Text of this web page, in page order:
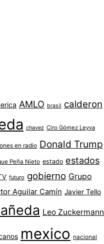
AMLO brasil calderon
chavez Ciro Gómez Leyva
en radio Donald Trump
Peña Nieto estado estados
futuro gobierno Grupo
Aguilar Camín Javier Tello
Leo Zuckermann
mexico nacional